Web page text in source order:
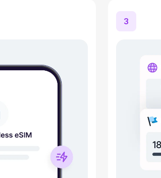
3